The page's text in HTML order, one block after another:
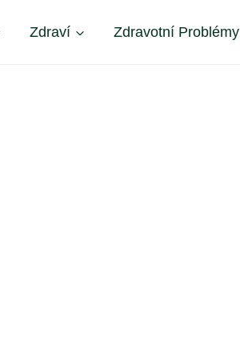
Zdraví Zdravotní Problémy